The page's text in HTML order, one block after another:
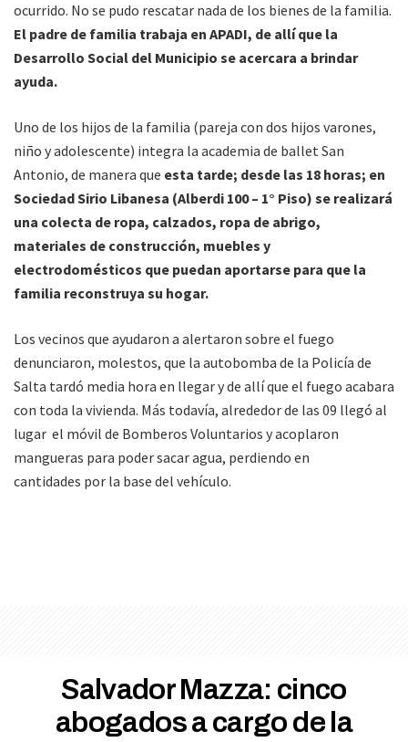
ocurrido. No se pudo rescatar nada de los bienes de la familia.
El padre de familia trabaja en APADI, de allí que la
Desarrollo Social del Municipio se acercara a brindar
ayuda.
Uno de los hijos de la familia (pareja con dos hijos varones,
niño y adolescente) integra la academia de ballet San
Antonio, de manera que esta tarde; desde las 18 horas; en
Sociedad Sirio Libanesa (Alberdi 100 – 1° Piso) se realizará
una colecta de ropa, calzados, ropa de abrigo,
materiales de construcción, muebles y
electrodomésticos que puedan aportarse para que la
familia reconstruya su hogar.
Los vecinos que ayudaron a alertaron sobre el fuego
denunciaron, molestos, que la autobomba de la Policía de
Salta tardó media hora en llegar y de allí que el fuego acabara
con toda la vivienda. Más todavía, alrededor de las 09 llegó al
lugar el móvil de Bomberos Voluntarios y acoplaron
mangueras para poder sacar agua, perdiendo en
cantidades por la base del vehículo.
Salvador Mazza: cinco
abogados a cargo de la